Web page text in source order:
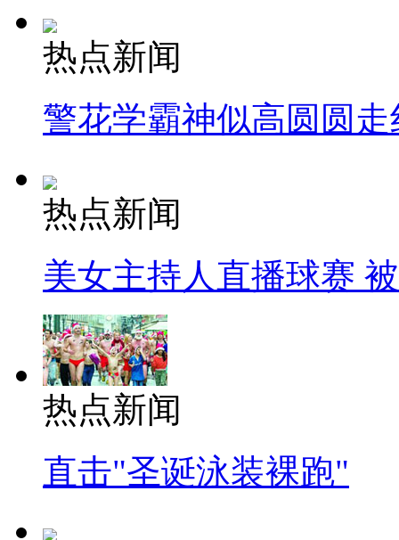
热点新闻
警花学霸神似高圆圆走
热点新闻
美女主持人直播球赛
热点新闻
直击"圣诞泳装裸跑"